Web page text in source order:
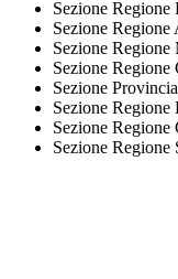
Sezione Regione
Sezione Regione
Sezione Regione
Sezione Regione
Sezione
Sezione Regione
Sezione Regione
Sezione Regione